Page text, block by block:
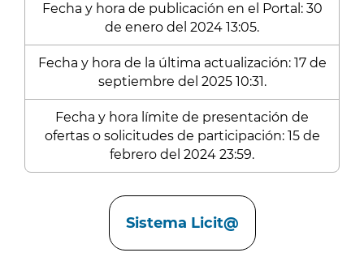
Fecha y hora de publicación en el Portal: 30
de enero del 2024 13:05.
Fecha y hora de la última actualización: 17 de
septiembre del 2025 10:31.
Fecha y hora límite de presentación de
ofertas o solicitudes de participación: 15 de
febrero del 2024 23:59.
Sistema Licit@